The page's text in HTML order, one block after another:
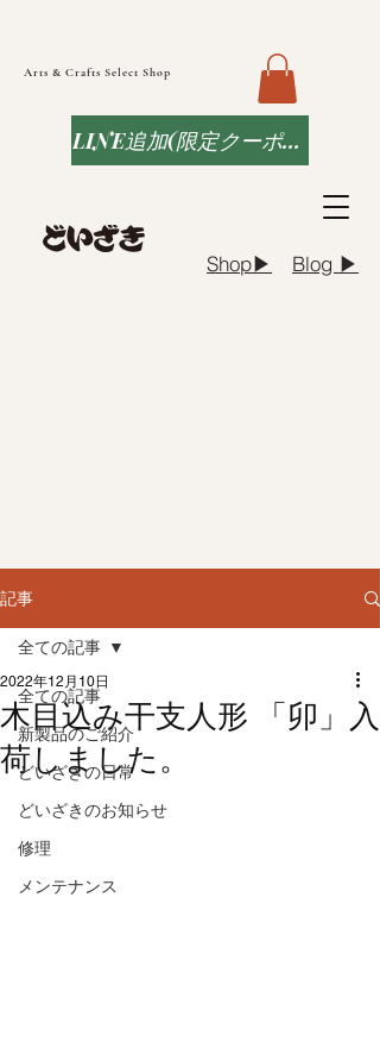
Arts & Crafts Select Shop
Blog ▶︎
Shop▶︎
LINE追加(限定クーポンなど)
記事
全ての記事
新製品のご紹介
どいざきの日常
どいざきのお知らせ
修理
メンテナンス
全ての記事
木目込み干支人形 「卯」入
荷しました。
2022年12月10日